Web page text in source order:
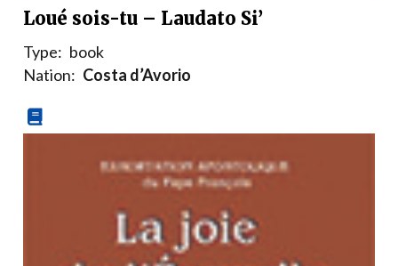
Loué sois-tu – Laudato Si’
Type: book
Nation: Costa d’Avorio